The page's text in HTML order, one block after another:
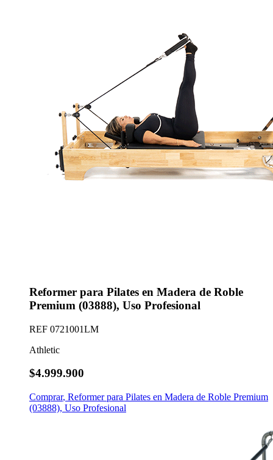
Reformer para Pilates en Madera de Roble
Premium (03888), Uso Profesional
REF 0721001LM
Athletic
$4.999.900
Comprar, Reformer para Pilates en Madera de Roble Premium
(03888), Uso Profesional